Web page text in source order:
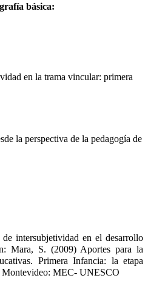
básica:
en la trama vincular: primera
la perspectiva de la pedagogía de
intersubjetividad en el desarrollo
Mara, S. (2009) Aportes para la
Primera Infancia: la etapa
Montevideo: MEC- UNESCO